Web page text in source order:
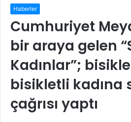
Haberler
Cumhuriyet
bir araya gelen
Kadınlar”;
bisikletli kadına
çağrısı yaptı